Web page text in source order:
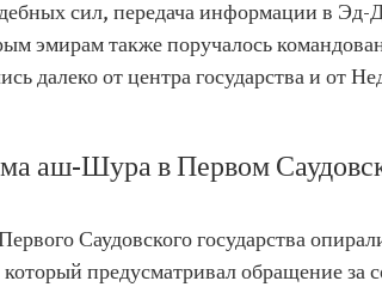
сил, передача информации в Эд-
эмирам также поручалось
далеко от центра государства и от
аш-Шура в Первом
Саудовского государства
который предусматривал обращение за